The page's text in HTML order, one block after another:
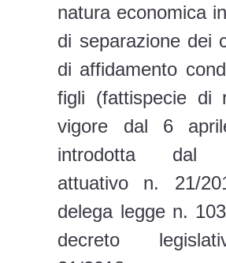
natura economica
di separazione dei
di affidamento
figli (fattispecie di
vigore dal 6
introdotta dal
attuativo n. 21/
delega legge n.
decreto